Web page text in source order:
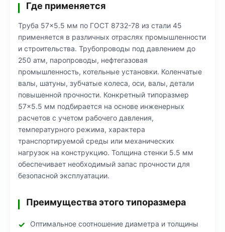
Где применяется
Труба 57×5.5 мм по ГОСТ 8732-78 из стали 45
применяется в различных отраслях промышленности
и строительства. Трубопроводы под давлением до
250 атм, паропроводы, нефтегазовая
промышленность, котельные установки. Коленчатые
валы, шатуны, зубчатые колеса, оси, валы, детали
повышенной прочности. Конкретный типоразмер
57×5.5 мм подбирается на основе инженерных
расчетов с учетом рабочего давления,
температурного режима, характера
транспортируемой среды или механических
нагрузок на конструкцию. Толщина стенки 5.5 мм
обеспечивает необходимый запас прочности для
безопасной эксплуатации.
Преимущества этого типоразмера
Оптимальное соотношение диаметра и толщины